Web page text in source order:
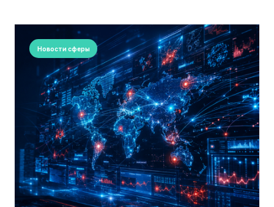
Новости сферы